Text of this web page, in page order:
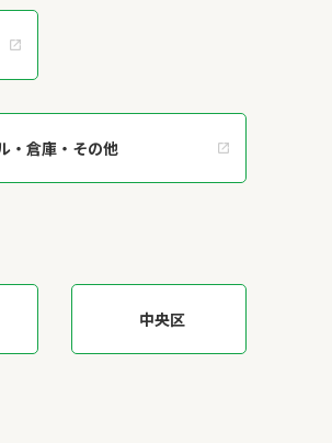
・倉庫・その他
中央区